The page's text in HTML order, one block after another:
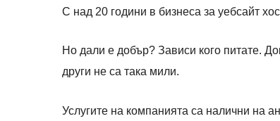
С над 20 години в бизнеса за уебсайт
Но дали е добър? Зависи кого питате.
други не са така мили.
Услугите на компанията са налични на